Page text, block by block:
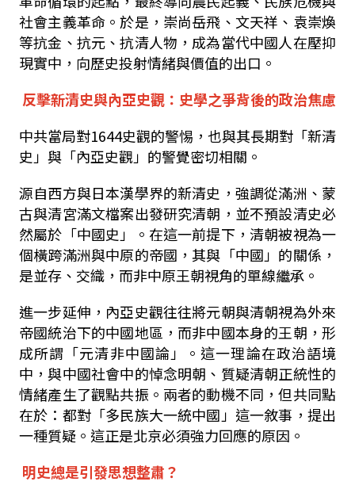
社會主義革命。於是，崇尚岳飛、文天祥、袁崇煥
等抗金、抗元、抗清人物，成為當代中國人在壓抑
現實中，向歷史投射情緒與價值的出口。
反擊新清史與內亞史觀：史學之爭背後的政治焦慮
中共當局對1644史觀的警惕，也與其長期對「新清
史」與「內亞史觀」的警覺密切相關。
源自西方與日本漢學界的新清史，強調從滿洲、蒙
古與清宮滿文檔案出發研究清朝，並不預設清史必
然屬於「中國史」。在這一前提下，清朝被視為一
個橫跨滿洲與中原的帝國，其與「中國」的關係，
是並存、交織，而非中原王朝視角的單線繼承。
進一步延伸，內亞史觀往往將元朝與清朝視為外來
帝國統治下的中國地區，而非中國本身的王朝，形
成所謂「元清非中國論」。這一理論在政治語境
中，與中國社會中的悼念明朝、質疑清朝正統性的
情緒產生了觀點共振。兩者的動機不同，但共同點
在於：都對「多民族大一統中國」這一敘事，提出
一種質疑。這正是北京必須強力回應的原因。
明史總是引發思想整肅？